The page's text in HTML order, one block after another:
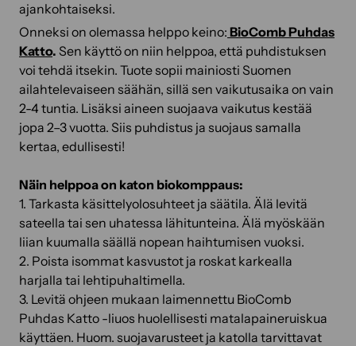
ajankohtaiseksi.
Onneksi on olemassa helppo keino: BioComb Puhdas
Katto. Sen käyttö on niin helppoa, että puhdistuksen
voi tehdä itsekin. Tuote sopii mainiosti Suomen
ailahtelevaiseen säähän, sillä sen vaikutusaika on vain
2-4 tuntia. Lisäksi aineen suojaava vaikutus kestää
jopa 2–3 vuotta. Siis puhdistus ja suojaus samalla
kertaa, edullisesti!
Näin helppoa on katon biokomppaus:
1. Tarkasta käsittelyolosuhteet ja säätila. Älä levitä
sateella tai sen uhatessa lähitunteina. Älä myöskään
liian kuumalla säällä nopean haihtumisen vuoksi.
2. Poista isommat kasvustot ja roskat karkealla
harjalla tai lehtipuhaltimella.
3. Levitä ohjeen mukaan laimennettu BioComb
Puhdas Katto -liuos huolellisesti matalapaineruiskua
käyttäen. Huom. suojavarusteet ja katolla tarvittavat